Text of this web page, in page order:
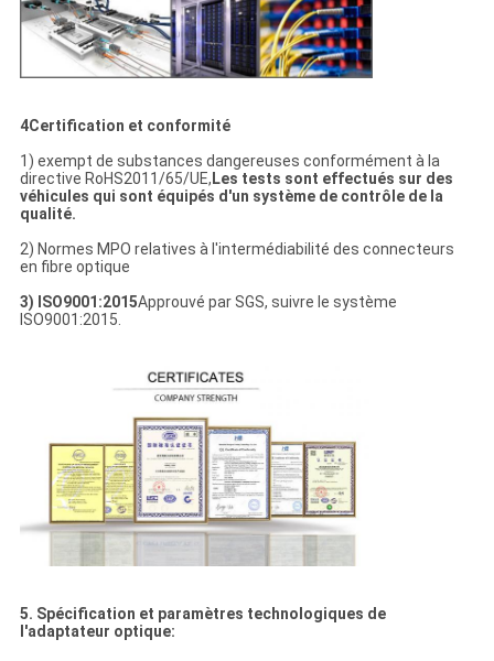
4Certification et conformité
1) exempt de substances dangereuses conformément à la
directive RoHS2011/65/UE, Les tests sont effectués sur des
véhicules qui sont équipés d'un système de contrôle de la
qualité.
2) Normes MPO relatives à l'intermédiabilité des connecteurs
en fibre optique
3) ISO9001:2015Approuvé par SGS, suivre le système
ISO9001:2015.
5. Spécification et paramètres technologiques de
l'adaptateur optique: